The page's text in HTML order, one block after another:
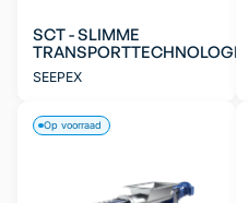
SCT - SLIMME
TRANSPORTTECHNOLOGIE
SEEPEX
Op voorraad